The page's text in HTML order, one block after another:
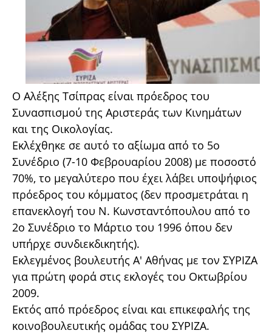
Ο Αλέξης Τσίπρας είναι πρόεδρος του
Συνασπισμού της Αριστεράς των Κινημάτων
και της Οικολογίας.
Εκλέχθηκε σε αυτό το αξίωμα από το 5ο
Συνέδριο (7-10 Φεβρουαρίου 2008) με ποσοστό
70%, το μεγαλύτερο που έχει λάβει υποψήφιος
πρόεδρος του κόμματος (δεν προσμετράται η
επανεκλογή του Ν. Κωνσταντόπουλου από το
2ο Συνέδριο το Μάρτιο του 1996 όπου δεν
υπήρχε συνδιεκδικητής).
Εκλεγμένος βουλευτής Α' Αθήνας με τον ΣΥΡΙΖΑ
για πρώτη φορά στις εκλογές του Οκτωβρίου
2009.
Εκτός από πρόεδρος είναι και επικεφαλής της
κοινοβουλευτικής ομάδας του ΣΥΡΙΖΑ.